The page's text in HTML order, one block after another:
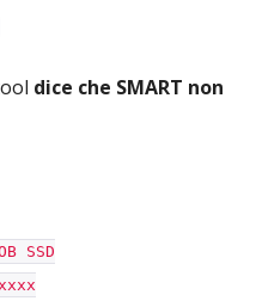
dice che SMART non
SSD